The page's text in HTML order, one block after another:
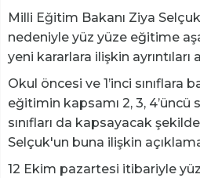
Milli Eğitim Bakanı Ziya
nedeniyle yüz yüze eğitime
yeni kararlara ilişkin ayrıntıları
Okul öncesi ve 1’inci sınıflara
eğitimin kapsamı 2, 3, 4’üncü
sınıfları da kapsayacak
Selçuk'un buna ilişkin
12 Ekim pazartesi itibariyle